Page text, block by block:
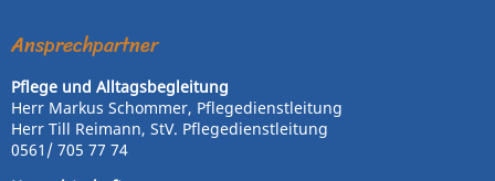
Ansprechpartner
Pflege und Alltagsbegleitung
Herr Markus Schommer, Pflegedienstleitung
Herr Till Reimann, StV. Pflegedienstleitung
0561/ 705 77 74